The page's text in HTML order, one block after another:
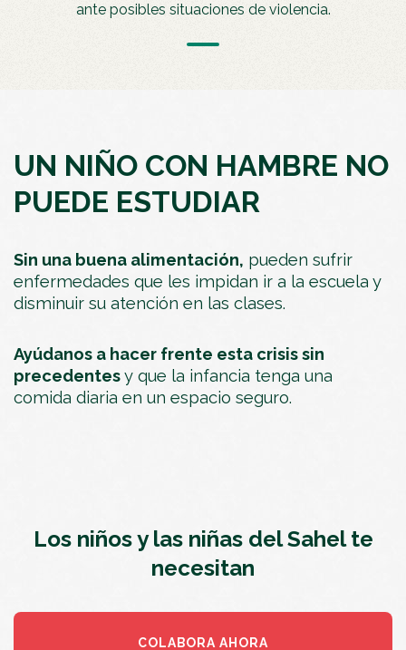
ante posibles situaciones de violencia.
UN NIÑO CON HAMBRE NO
PUEDE ESTUDIAR
Sin una buena alimentación, pueden sufrir
enfermedades que les impidan ir a la escuela y
disminuir su atención en las clases.
Ayúdanos a hacer frente esta crisis sin
precedentesy que la infancia tenga una
comida diaria en un espacio seguro.
Los niños y las niñas del Sahel te
necesitan
COLABORA AHORA